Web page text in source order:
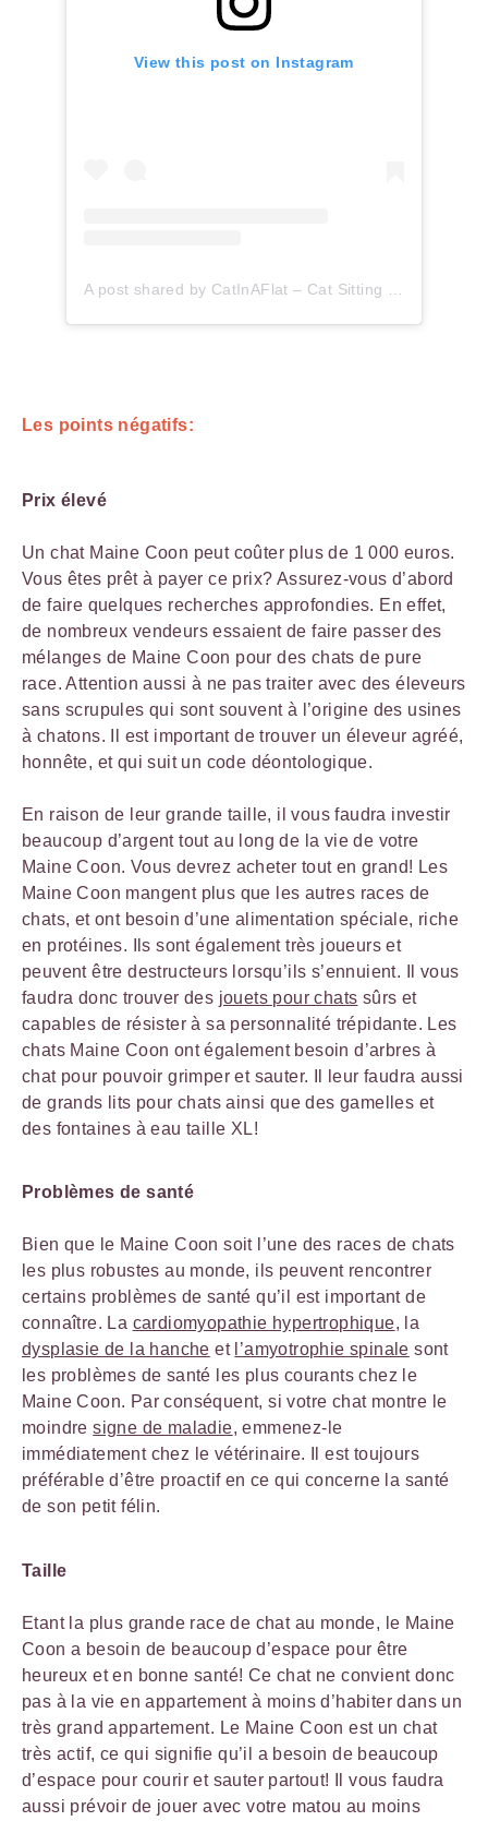
View this post on Instagram
Les points négatifs:
Prix élevé
Un chat Maine Coon peut coûter plus de 1 000 euros.
Vous êtes prêt à payer ce prix? Assurez-vous d’abord
de faire quelques recherches approfondies. En effet,
de nombreux vendeurs essaient de faire passer des
mélanges de Maine Coon pour des chats de pure
race. Attention aussi à ne pas traiter avec des éleveurs
sans scrupules qui sont souvent à l’origine des usines
à chatons. Il est important de trouver un éleveur agréé,
honnête, et qui suit un code déontologique.
En raison de leur grande taille, il vous faudra investir
beaucoup d’argent tout au long de la vie de votre
Maine Coon. Vous devrez acheter tout en grand! Les
Maine Coon mangent plus que les autres races de
chats, et ont besoin d’une alimentation spéciale, riche
en protéines. Ils sont également très joueurs et
peuvent être destructeurs lorsqu’ils s’ennuient. Il vous
faudra donc trouver des jouets pour chats sûrs et
capables de résister à sa personnalité trépidante. Les
chats Maine Coon ont également besoin d’arbres à
chat pour pouvoir grimper et sauter. Il leur faudra aussi
de grands lits pour chats ainsi que des gamelles et
des fontaines à eau taille XL!
Problèmes de santé
Bien que le Maine Coon soit l’une des races de chats
les plus robustes au monde, ils peuvent rencontrer
certains problèmes de santé qu’il est important de
connaître. La cardiomyopathie hypertrophique, la
dysplasie de la hanche et l’amyotrophie spinale sont
les problèmes de santé les plus courants chez le
Maine Coon. Par conséquent, si votre chat montre le
moindresigne de maladie, emmenez-le
immédiatement chez le vétérinaire. Il est toujours
préférable d’être proactif en ce qui concerne la santé
de son petit félin.
Taille
Etant la plus grande race de chat au monde, le Maine
Coon a besoin de beaucoup d’espace pour être
heureux et en bonne santé! Ce chat ne convient donc
pas à la vie en appartement à moins d’habiter dans un
très grand appartement. Le Maine Coon est un chat
très actif, ce qui signifie qu’il a besoin de beaucoup
d’espace pour courir et sauter partout! Il vous faudra
aussi prévoir de jouer avec votre matou au moins